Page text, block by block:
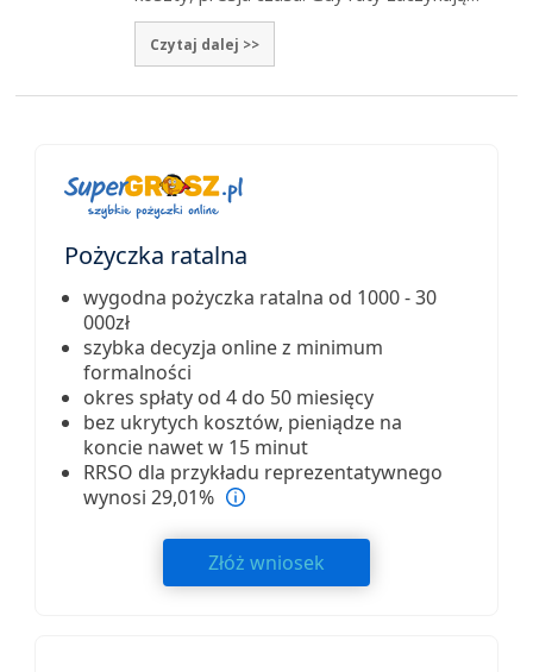
Czytaj dalej >>
Pożyczka ratalna
wygodna pożyczka ratalna od 1000 - 30
000zł
szybka decyzja online z minimum
formalności
okres spłaty od 4 do 50 miesięcy
bez ukrytych kosztów, pieniądze na
koncie nawet w 15 minut
RRSO dla przykładu reprezentatywnego
wynosi 29,01%
Złóż wniosek